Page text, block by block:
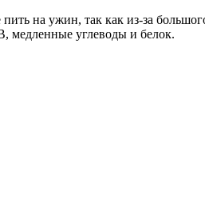
на ужин, так как из-за
медленные углеводы и белок.